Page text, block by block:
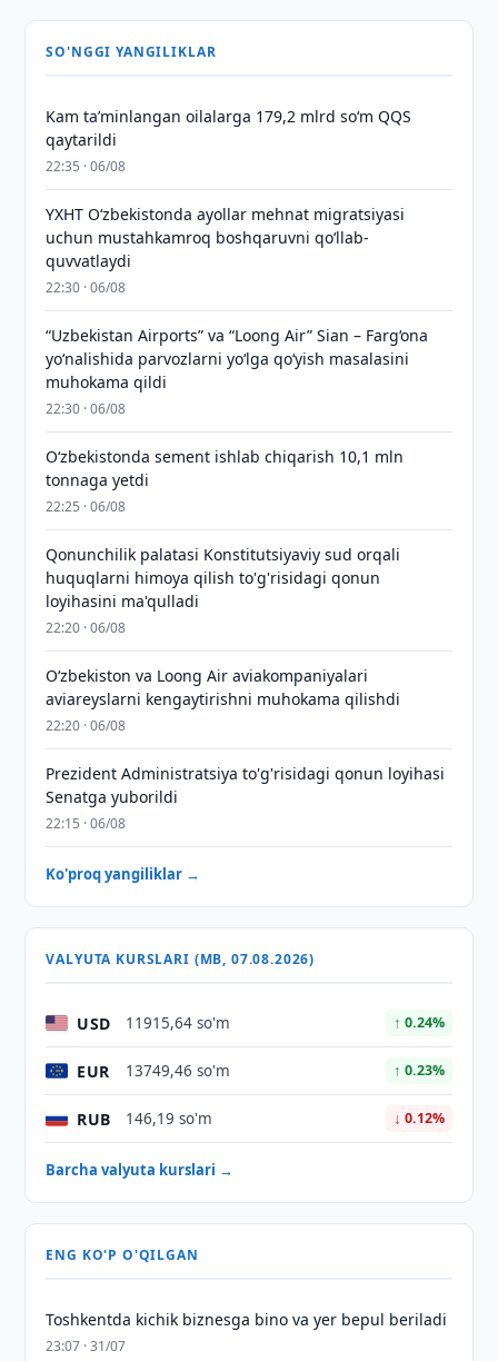
SO'NGGI YANGILIKLAR
Kam taʼminlangan oilalarga 179,2 mlrd so‘m QQS
qaytarildi
22:35 · 06/08
YXHT O‘zbekistonda ayollar mehnat migratsiyasi
uchun mustahkamroq boshqaruvni qo‘llab-
quvvatlaydi
22:30 · 06/08
“Uzbekistan Airports” va “Loong Air” Sian – Farg‘ona
yo‘nalishida parvozlarni yo‘lga qo‘yish masalasini
muhokama qildi
22:30 · 06/08
O‘zbekistonda sement ishlab chiqarish 10,1 mln
tonnaga yetdi
22:25 · 06/08
Qonunchilik palatasi Konstitutsiyaviy sud orqali
huquqlarni himoya qilish to'g'risidagi qonun
loyihasini ma'qulladi
22:20 · 06/08
Oʻzbekiston va Loong Air aviakompaniyalari
aviareyslarni kengaytirishni muhokama qilishdi
22:20 · 06/08
Prezident Administratsiya to'g'risidagi qonun loyihasi
Senatga yuborildi
22:15 · 06/08
Ko'proq yangiliklar →
VALYUTA KURSLARI (MB, 07.08.2026)
USD 11915,64 so'm ↑ 0.24%
EUR 13749,46 so'm ↑ 0.23%
RUB 146,19 so'm ↓ 0.12%
Barcha valyuta kurslari →
ENG KO'P O'QILGAN
Toshkentda kichik biznesga bino va yer bepul beriladi
23:07 · 31/07